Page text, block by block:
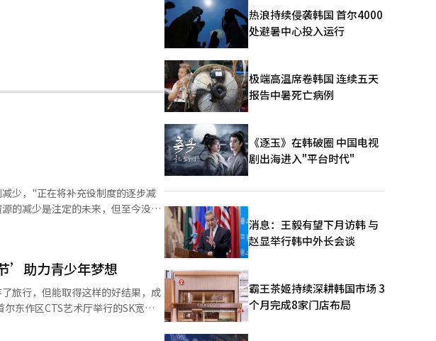
少，"正在将补充役制度的逐步减
的减少是注定的未来，但至今没有
构想作为国防改革的核心任务，
入伍对象从2016年的45万余人急
当于10个师规模的兵力。如果继续
然而，过去的国防政策在缺乏根
。将补充役人员转为现役等临时措
冲突。过去过度提高现役判定率的
’助力青少年梦想
旅行，但能取得这样的好结果，成
东作区CTS艺术厅举行的SK宽
生们忍不住流下了眼泪。
热浪持续侵袭韩国 首尔4000
处避暑中心投入运行
极端高温席卷韩国 连续五天
报告中暑死亡病例
《逐玉》在韩破圈 中国电视
剧出海进入"平台时代"
消息：王毅有望下月访韩 与
赵显举行韩中外长会谈
霸王茶姬持续深耕韩国市场 3
个月完成8家门店布局